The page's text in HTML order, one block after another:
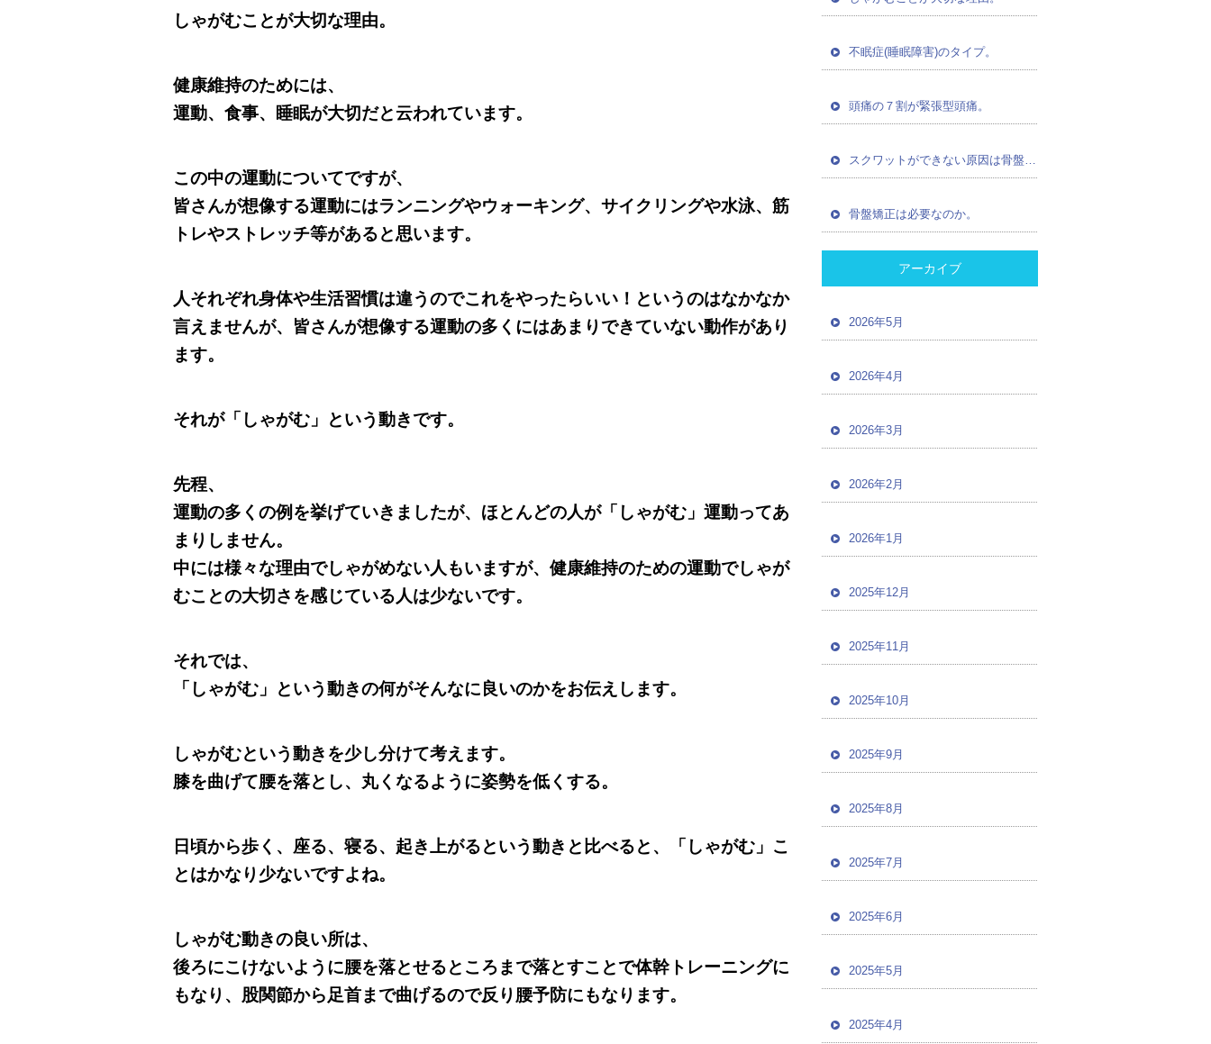
しゃがむことが大切な理由。
健康維持のためには、
運動、食事、睡眠が大切だと云われています。
この中の運動についてですが、
皆さんが想像する運動にはランニングやウォーキング、サイクリングや水泳、筋
トレやストレッチ等があると思います。
人それぞれ身体や生活習慣は違うのでこれをやったらいい！というのはなかなか
言えませんが、皆さんが想像する運動の多くにはあまりできていない動作があり
ます。
それが「しゃがむ」という動きです。
先程、
運動の多くの例を挙げていきましたが、 ほとんどの人が「しゃがむ」運動ってあ
まりしません。
中には様々な理由でしゃがめない人もいますが、健康維持のための運動でしゃが
むことの大切さを感じている人は少ないです。
それでは、
「しゃがむ」という動きの何がそんなに良いのかをお伝えします。
しゃがむという動きを少し分けて考えます。
膝を曲げて腰を落とし、丸くなるように姿勢を低くする。
日頃から歩く、座る、寝る、起き上がるという動きと比べると、「しゃがむ」こ
とはかなり少ないですよね。
しゃがむ動きの良い所は、
後ろにこけないように腰を落とせるところまで落とすことで体幹トレーニングに
もなり、股関節から足首まで曲げるので反り腰予防にもなります。
不眠症(睡眠障害)のタイプ。
頭痛の７割が緊張型頭痛。
スクワットができない原因は骨盤の歪み。
骨盤矯正は必要なのか。
アーカイブ
2026年5月
2026年4月
2026年3月
2026年2月
2026年1月
2025年12月
2025年11月
2025年10月
2025年9月
2025年8月
2025年7月
2025年6月
2025年5月
2025年4月